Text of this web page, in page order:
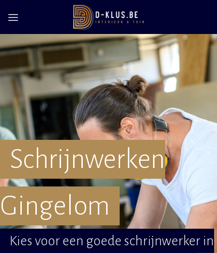
Schrijnwerken
Gingelom
Kies voor een goede schrijnwerker in